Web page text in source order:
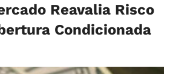
Reavalia Risco
Condicionada